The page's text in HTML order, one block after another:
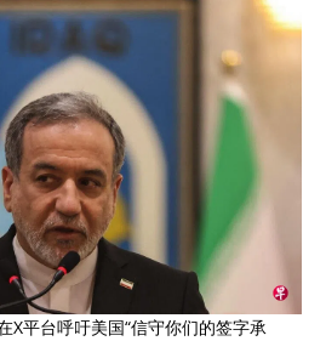
X平台呼吁美国“信守你们的签字承